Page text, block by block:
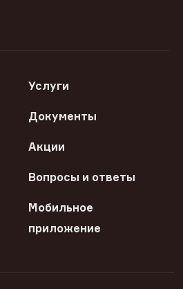
Услуги
Документы
Акции
Вопросы и ответы
Мобильное
приложение